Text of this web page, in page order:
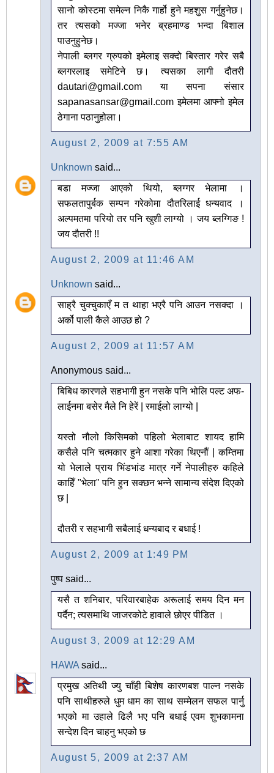
सानो कोस्टमा समेल्न निकै गार्हो हुने महशुस गर्नुहुनेछ।
तर त्यसको मज्जा भनेर ब्रहमाण्ड भन्दा बिशाल
पाउनुहुनेछ।
नेपाली ब्लगर ग्रुपको इमेलाइ सक्दो बिस्तार गरेर सबै
ब्लगरलाइ समेटिने छ। त्यसका लागी दौतरी
dautari@gmail.com या सपना संसार
sapanasansar@gmail.com इमेलमा आफ्नो इमेल
ठेगाना पठानुहोला।
August 2, 2009 at 7:55 AM
Unknown said...
बडा मज्जा आएको थियो, ब्लग्गर भेलामा ।
सफलतापुर्बक सम्पन गरेकोमा दौतरिलाई धन्यवाद ।
अल्पमतमा परियो तर पनि खुशी लाग्यो । जय ब्लग्गिङ !
जय दौतरी !!
August 2, 2009 at 11:46 AM
Unknown said...
साह्रै चुक्चुकाएँ म त थाहा भएरै पनि आउन नसक्दा ।
अर्को पाली कैले आउछ हो ?
August 2, 2009 at 11:57 AM
Anonymous said...
बिबिध कारणले सहभागी हुन नसके पनि भोलि पल्ट अफ-
लाईनमा बसेर मैले नि हेरें | रमाईलो लाग्यो |
यस्तो नौलो किसिमको पहिलो भेलाबाट शायद हामि
कसैले पनि चत्मकार हुने आशा गरेका थिएनौं | कम्तिमा
यो भेलाले प्राय भिंडभांड मात्र गर्ने नेपालीहरु कहिले
काहिँ "भेला" पनि हुन सक्छन भन्ने सामान्य संदेश दिएको
छ |
दौतरी र सहभागी सबैलाई धन्यबाद र बधाई !
August 2, 2009 at 1:49 PM
पुष्प said...
यसै त शनिबार, परिवारबाहेक अरूलाई समय दिन मन
पर्दैन; त्यसमाथि जाजरकोटे हावाले छोएर पीडित ।
August 3, 2009 at 12:29 AM
HAWA said...
प्रमुख अतिथी ज्यु चाँही बिशेष कारणबश पाल्न नसके
पनि साथीहरुले धुम धाम का साथ सम्मेलन सफल पार्नु
भएको मा उहाले ढिलै भए पनि बधाई एवम शुभकामना
सन्देश दिन चाहनु भएको छ
August 5, 2009 at 2:37 AM